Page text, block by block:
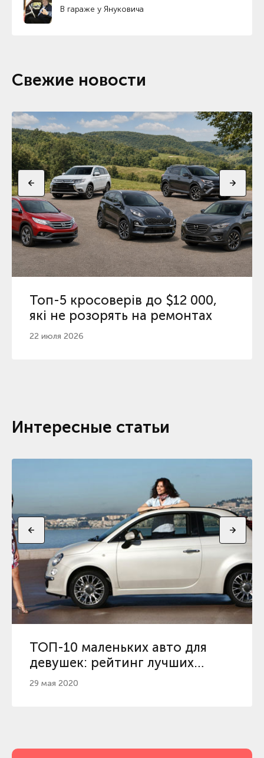
В гараже у Януковича
Свежие новости
Топ-5 кросоверів до $12 000,
які не розорять на ремонтах
22 июля 2026
Интересные статьи
ТОП-10 маленьких авто для
девушек: рейтинг лучших
женских машин
29 мая 2020